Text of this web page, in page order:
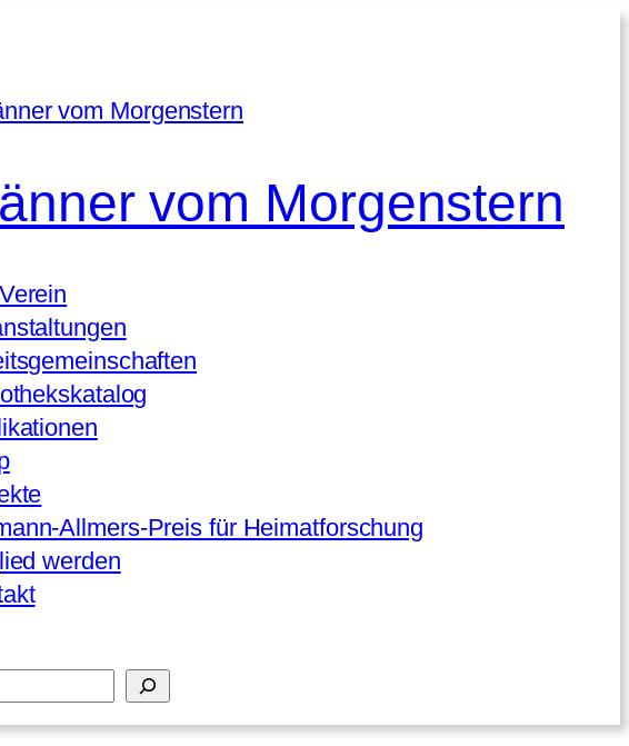
vom Morgenstern
Allmers-Preis für Heimatforschung
werden